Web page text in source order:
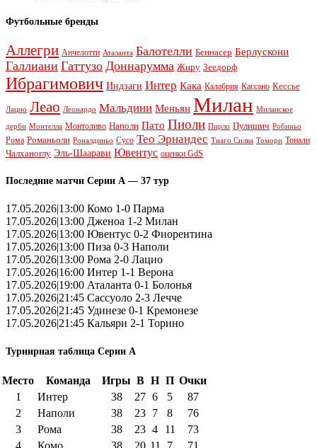
Футбольные бренды
Аллегри Анчелотти Аталанта Балотелли Беннасер Берлускони
Галлиани Гаттузо Доннарумма Жиру Зеедорф
Ибрагимович Индзаги Интер Кака Калабрия Кассано Кессье
Лацио Леао Леонардо Мальдини Меньян Милан Миланское
дерби Монтелла Монтоливо Наполи Пато Пиоли Пирло Пулишич Робиньо
Рома Романьоли Роналдиньо Сусо Тео Эрнандес Тиаго Силва Томори Тонали
Чалханоглу Эль-Шаарави Ювентус оценки GdS
Последние матчи Серии А — 37 тур
17.05.2026|13:00 Комо 1-0 Парма
17.05.2026|13:00 Дженоа 1-2 Милан
17.05.2026|13:00 Ювентус 0-2 Фиорентина
17.05.2026|13:00 Пиза 0-3 Наполи
17.05.2026|13:00 Рома 2-0 Лацио
17.05.2026|16:00 Интер 1-1 Верона
17.05.2026|19:00 Аталанта 0-1 Болонья
17.05.2026|21:45 Сассуоло 2-3 Лечче
17.05.2026|21:45 Удинезе 0-1 Кремонезе
17.05.2026|21:45 Кальяри 2-1 Торино
Турнирная таблица Серии А
Место Команда Игры В Н П Очки
1
Интер 38 27 6 5
87
2
Наполи 38 23 7 8
76
3
Рома 38 23 4 11
73
4
Комо 38 20 11 7
71